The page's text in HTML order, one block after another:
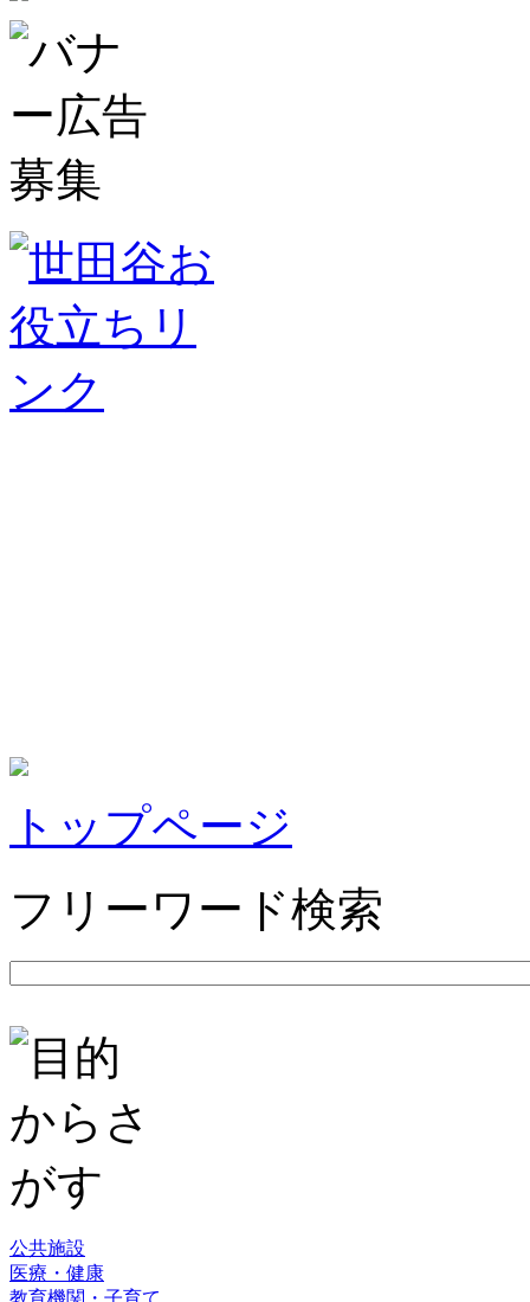
トップページ
フリーワード検索
公共施設
医療・健康
教育機関・子育て